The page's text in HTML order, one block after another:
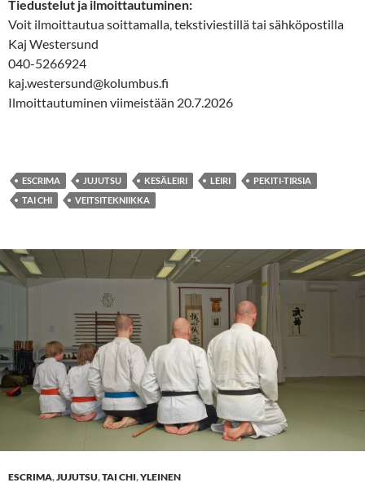
Tiedustelut ja ilmoittautuminen:
Voit ilmoittautua soittamalla, tekstiviestillä tai sähköpostilla
Kaj Westersund
040-5266924
kaj.westersund@kolumbus.fi
Ilmoittautuminen viimeistään 20.7.2026
ESCRIMA JUJUTSU KESÄLEIRI LEIRI
PEKITI-TIRSIA
TAI CHI
VEITSITEKNIIKKA
ESCRIMA,JUJUTSU,TAI CHI,YLEINEN